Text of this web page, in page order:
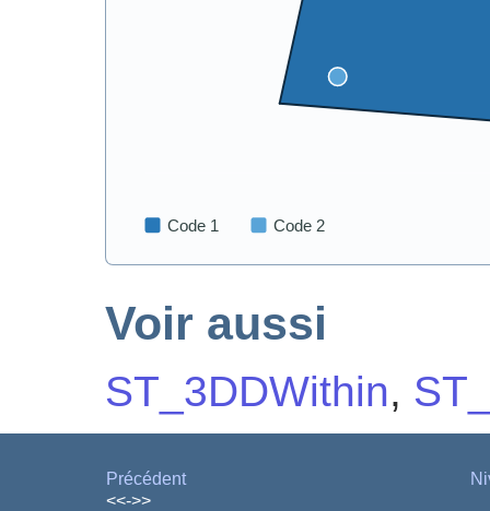
Voir aussi
ST_3DDWithin,
Précédent
<<->>